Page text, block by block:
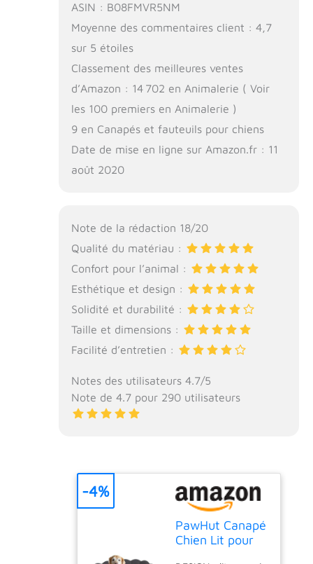
ASIN : B08FMVR5NM
Moyenne des commentaires client : 4,7
sur 5 étoiles
Classement des meilleures ventes
d’Amazon : 14 702 en Animalerie ( Voir
les 100 premiers en Animalerie )
9 en Canapés et fauteuils pour chiens
Date de mise en ligne sur Amazon.fr : 11
août 2020
Note de la rédaction 18/20
Qualité du matériau :
Confort pour l’animal :
Esthétique et design :
Solidité et durabilité :
Taille et dimensions :
Facilité d’entretien :
Notes des utilisateurs 4.7/5
Note de 4.7 pour 290 utilisateurs
PawHut Canapé
Chien Lit pour
-4%